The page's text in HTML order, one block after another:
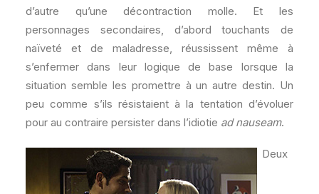
d’autre qu’une décontraction molle. Et les
personnages secondaires, d’abord touchants de
naïveté et de maladresse, réussissent même à
s’enfermer dans leur logique de base lorsque la
situation semble les promettre à un autre destin. Un
peu comme s’ils résistaient à la tentation d’évoluer
pour au contraire persister dans l’idiotie ad nauseam.
Deux